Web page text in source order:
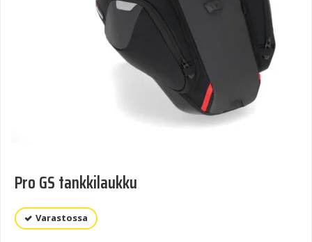
Pro GS tankkilaukku
Varastossa